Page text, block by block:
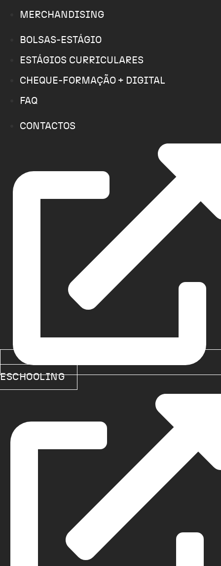
MERCHANDISING
BOLSAS-ESTÁGIO
ESTÁGIOS CURRICULARES
CHEQUE-FORMAÇÃO + DIGITAL
FAQ
CONTACTOS
ESCHOOLING